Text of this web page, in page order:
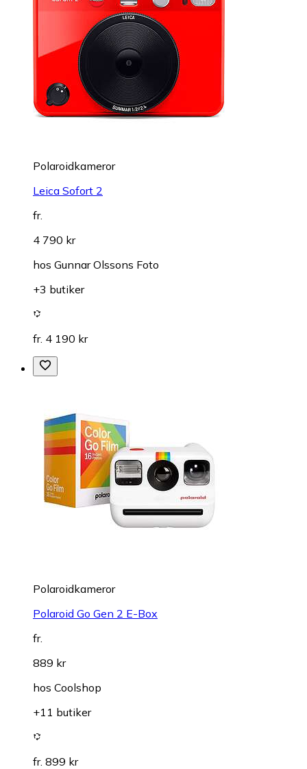
Polaroidkameror
Leica Sofort 2
fr.
4 790 kr
hos Gunnar Olssons Foto
+3 butiker
fr. 4 190 kr
Polaroidkameror
Polaroid Go Gen 2 E-Box
fr.
889 kr
hos Coolshop
+11 butiker
fr. 899 kr